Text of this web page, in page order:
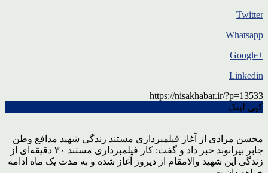
Twitter
Whatsapp
+Google
Linkedin
https://nisakhabar.ir/?p=13533
کپی لینک
محسن مرادی از آغاز فیلمبرداری مستند زندگی شهید مدافع وطن
جابر بیرانوند خبر داد و گفت: کار فیلمبرداری مستند ۳۰ دقیقه‌ای از
زندگی این شهید والامقام از دیروز آغاز شده و به مدت یک ماه ادامه